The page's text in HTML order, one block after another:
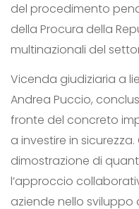
del procedimento
della Procura della
multinazionali del
Vicenda giudiziaria a
Andrea Puccio,
fronte del concreto
a investire in
dimostrazione di
l’approccio
aziende nello sviluppo